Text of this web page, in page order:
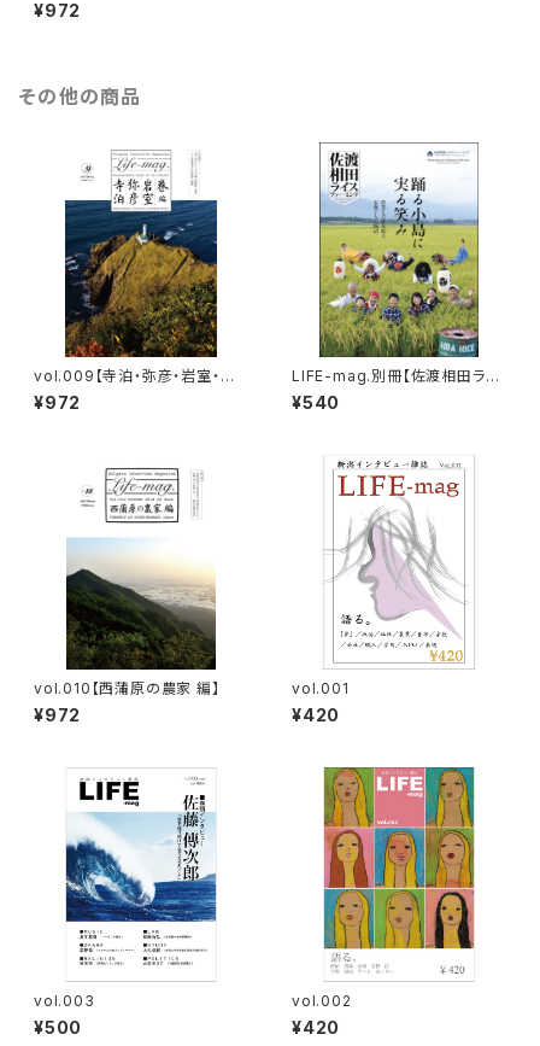
¥972
その他の商品
vol.009【寺泊・弥彦・岩室・巻
編】
¥972
LIFE-mag.別冊【佐渡相田ライ
スファーミング】
¥540
vol.010【西蒲原の農家 編】
¥972
vol.001
¥420
vol.003
¥500
vol.002
¥420